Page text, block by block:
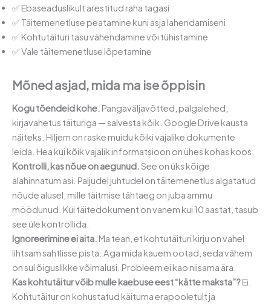
✅ Ebaseaduslikult arestitud raha tagasi
✅ Täitemenetluse peatamine kuni asja lahendamiseni
✅ Kohtutäituri tasu vähendamine või tühistamine
✅ Vale täitemenetluse lõpetamine
Mõned asjad, mida ma ise õppisin
Kogu tõendeid kohe. Pangaväljavõtted, palgalehed,
kirjavahetus täituriga — salvesta kõik. Google Drive kausta
näiteks. Hiljem on raske muidu kõiki vajalike dokumente
leida. Hea kui kõik vajalik informatsioon on ühes kohas koos.
Kontrolli, kas nõue on aegunud.See on üks kõige
alahinnatum asi. Paljudel juhtudel on täitemenetlus algatatud
nõude alusel, mille täitmise tähtaeg on juba ammu
möödunud. Kui täitedokument on vanem kui 10 aastat, tasub
see üle kontrollida.
Ignoreerimine ei aita. Ma tean, et kohtutäituri kirju on vahel
lihtsam sahtlisse pista. Aga mida kauem ootad, seda vähem
on sul õiguslikke võimalusi. Probleem ei kao niisama ära.
Kas kohtutäitur võib mulle kaebuse eest “kätte maksta”?Ei.
Kohtutäitur on kohustatud käituma erapooletult ja